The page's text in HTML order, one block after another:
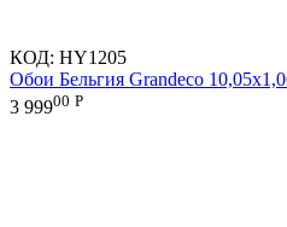
КОД: HY1205
Обои Бельгия Grandeco
3 99900 Р